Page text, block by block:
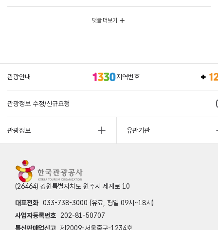
댓글 더보기
관광안내 지역번호
관광정보 수정/신규요청
관광정보 유관기관
(26464) 강원특별자치도 원주시 세계로 10
대표전화 033-738-3000 (유료, 평일 09시~18시)
사업자등록번호
202-81-50707
통신판매업신고 제2009-서울중구-1234호